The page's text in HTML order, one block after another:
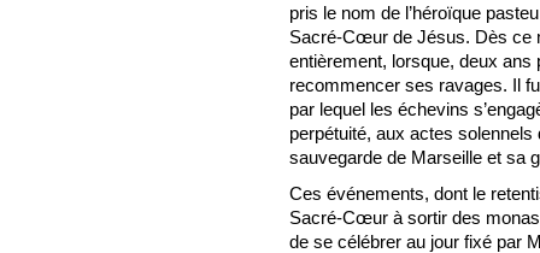
pris le nom de l’héroïque
Sacré-Cœur de Jésus. Dès ce
entièrement, lorsque, deux ans
recommencer ses ravages. Il
par lequel les échevins
perpétuité, aux actes solennels
sauvegarde de Marseille et sa
Ces événements, dont le
Sacré-Cœur à sortir des
de se célébrer au jour fixé par